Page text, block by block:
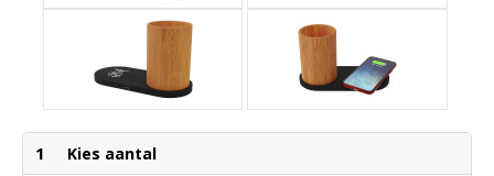
1 Kies aantal